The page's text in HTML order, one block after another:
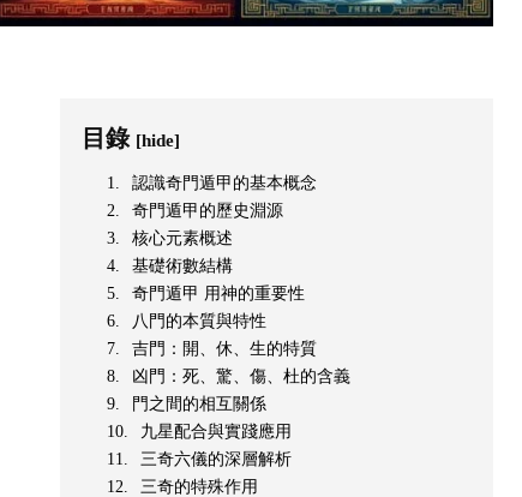
目錄 [hide]
認識奇門遁甲的基本概念
奇門遁甲的歷史淵源
核心元素概述
基礎術數結構
奇門遁甲 用神的重要性
八門的本質與特性
吉門：開、休、生的特質
凶門：死、驚、傷、杜的含義
門之間的相互關係
九星配合與實踐應用
三奇六儀的深層解析
三奇的特殊作用